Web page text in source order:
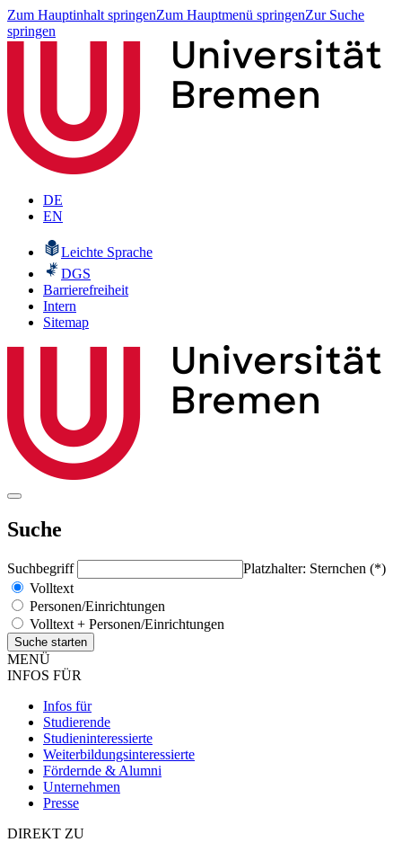
Zum Hauptinhalt springenZum Hauptmenü springenZur Suche
springen
DE
EN
Leichte Sprache
DGS
Barrierefreiheit
Intern
Sitemap
Suche
Suchbegriff
Platzhalter: Sternchen (*)
Volltext
Personen/Einrichtungen
Volltext + Personen/Einrichtungen
MENÜ
INFOS FÜR
Infos für
Studierende
Studieninteressierte
Weiterbildungsinteressierte
Fördernde & Alumni
Unternehmen
Presse
DIREKT ZU